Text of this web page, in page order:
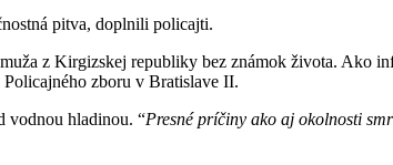
pitva, doplnili policajti.
z Kirgizskej republiky bez známok života. Ako
zboru v Bratislave II.
vodnou hladinou. “Presné príčiny ako aj okolnosti